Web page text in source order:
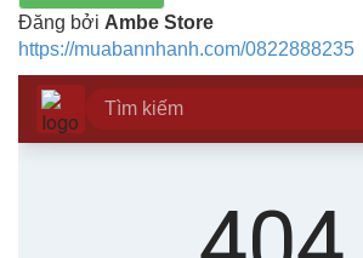
Đăng bởi Ambe Store
https://muabannhanh.com/0822888235